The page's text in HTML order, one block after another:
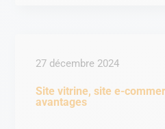
Site vitrine, site e-
avantages
27 décembre 2024